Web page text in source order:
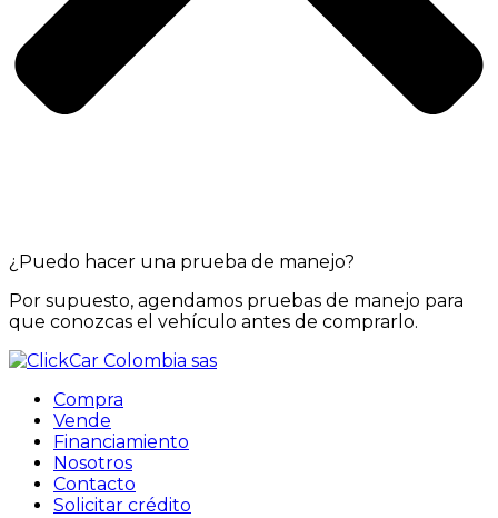
¿Puedo hacer una prueba de manejo?
Por supuesto, agendamos pruebas de manejo para
que conozcas el vehículo antes de comprarlo.
Compra
Vende
Financiamiento
Nosotros
Contacto
Solicitar crédito